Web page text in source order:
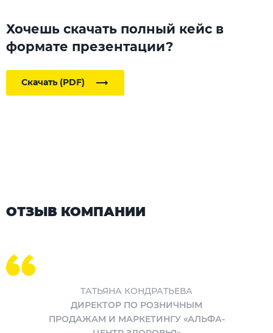
Хочешь скачать полный кейс в
формате презентации?
Скачать (PDF)
ОТЗЫВ КОМПАНИИ
ТАТЬЯНА КОНДРАТЬЕВА
ДИРЕКТОР ПО РОЗНИЧНЫМ
ПРОДАЖАМ И МАРКЕТИНГУ «АЛЬФА-